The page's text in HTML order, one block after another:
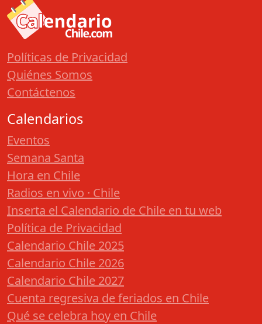
Políticas de Privacidad
Quiénes Somos
Contáctenos
Calendarios
Eventos
Semana Santa
Hora en Chile
Radios en vivo · Chile
Inserta el Calendario de Chile en tu web
Política de Privacidad
Calendario Chile 2025
Calendario Chile 2026
Calendario Chile 2027
Cuenta regresiva de feriados en Chile
Qué se celebra hoy en Chile